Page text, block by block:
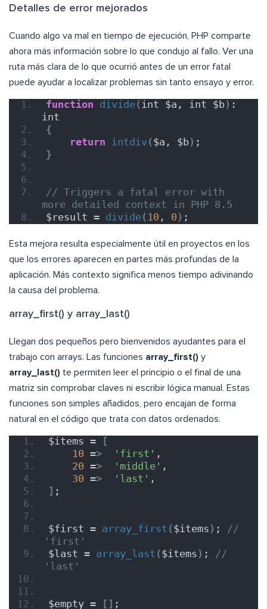
Detalles de error mejorados
Cuando algo va mal en tiempo de ejecución, PHP comparte
ahora más información sobre lo que condujo al fallo. Ver una
ruta más clara de lo que ocurrió antes de un error fatal
puede ayudar a localizar problemas sin tanto ensayo y error.
function divide(int $a, int $b) :
int
{
return intdiv($a, $b) ;
}
// Triggers a fatal error with
more detailed context in PHP 8.5
$result = divide( 10 , 0 ) ;
Esta mejora resulta especialmente útil en proyectos en los
que los errores aparecen en partes más profundas de la
aplicación. Más contexto significa menos tiempo adivinando
la causa del problema.
array_first() y array_last()
Llegan dos pequeños pero bienvenidos ayudantes para el
trabajo con arrays. Las funciones array_first() y
array_last() te permiten leer el principio o el final de una
matriz sin comprobar claves ni escribir lógica manual. Estas
funciones son simples añadidos, pero encajan de forma
natural en el código que trata con datos ordenados.
$items =
[
10 => 'first' ,
20 => 'middle' ,
30 => 'last' ,
] ;
$first = array_first ($items ) ; //
'first'
$last = array_last ($items ) ; //
'last'
$empty = [] ;